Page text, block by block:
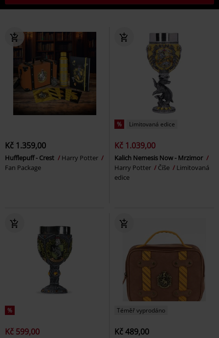
Kč 1.359,00
Hufflepuff - Crest
Harry Potter
Fan Package
% Limitovaná edice
Kč 1.039,00
Kalich Nemesis Now - Mrzimor
Harry Potter
Číše
Limitovaná
edice
%
Kč 599,00
Téměř vyprodáno
Kč 489,00